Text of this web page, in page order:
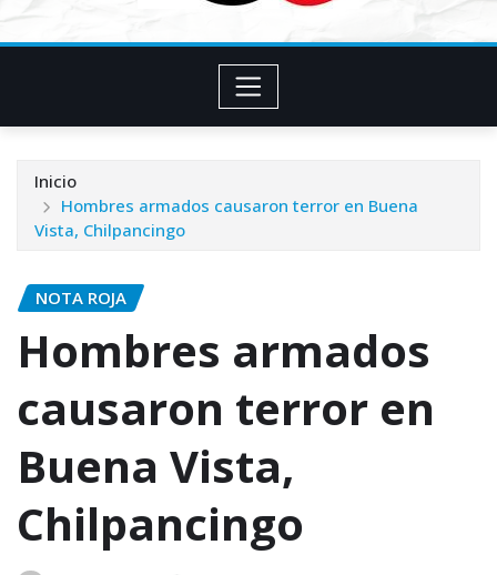
Inicio
Hombres armados causaron terror en Buena
Vista, Chilpancingo
NOTA ROJA
Hombres armados
causaron terror en
Buena Vista,
Chilpancingo